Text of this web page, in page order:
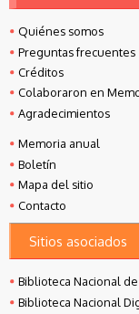
Quiénes somos
Preguntas frecuentes
Créditos
Colaboraron en
Agradecimientos
Memoria anual
Boletín
Mapa del sitio
Contacto
Sitios asociados
Biblioteca Nacional
Biblioteca Nacional